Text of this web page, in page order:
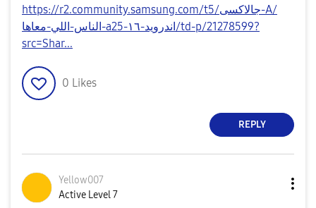
https://r2.community.samsung.com/t5/جالاكسى-A/
الناس-اللي-معاها-a25-اندرويد-١٦/td-p/21278599?
src=Shar...
0 Likes
REPLY
Yellow007
Active Level 7